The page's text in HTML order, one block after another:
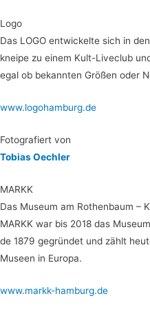
Logo
Das LOGO ent­wi­ckel­te sich in
knei­pe zu einem Kult-Liveclub
egal ob bekann­ten Grö­ßen oder
www.logohamburg.de
Foto­gra­fiert von
Tobi­as Oechler
MARKK
Das Muse­um am Rothen­baum –
MARKK war bis 2018 das
de 1879 gegrün­det und zählt
Muse­en in Europa.
www.markk-hamburg.de